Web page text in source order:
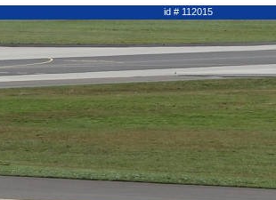
id # 112015